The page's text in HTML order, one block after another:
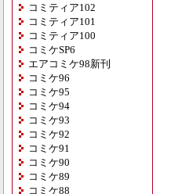
コミティア102
コミティア101
コミティア100
コミケSP6
エアコミケ98新刊
コミケ96
コミケ95
コミケ94
コミケ93
コミケ92
コミケ91
コミケ90
コミケ89
コミケ88